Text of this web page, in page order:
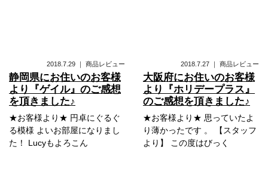
2018.7.29 ｜ 商品レビュー
静岡県にお住いのお客様
より『ゲイル』のご感想
を頂きました♪
★お客様より★ 円卓にぐるぐ
る模様 よいお部屋になりまし
た！ Lucyもよろこん
2018.7.27 ｜ 商品レビュー
大阪府にお住いのお客様
より『ホリデープラス』
のご感想を頂きました♪
★お客様より★ 思っていたよ
り薄かったです 。 【スタッフ
より】 この度はびっく